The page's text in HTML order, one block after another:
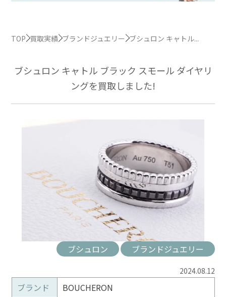
TOP 買取実績 ブランドジュエリー ブシュロン キャトル...
ブシュロン キャトル ブラック スモール ダイヤリ
ングを買取しました!
ブシュロン ブランドジュエリー
2024.08.12
ブランド
BOUCHERON